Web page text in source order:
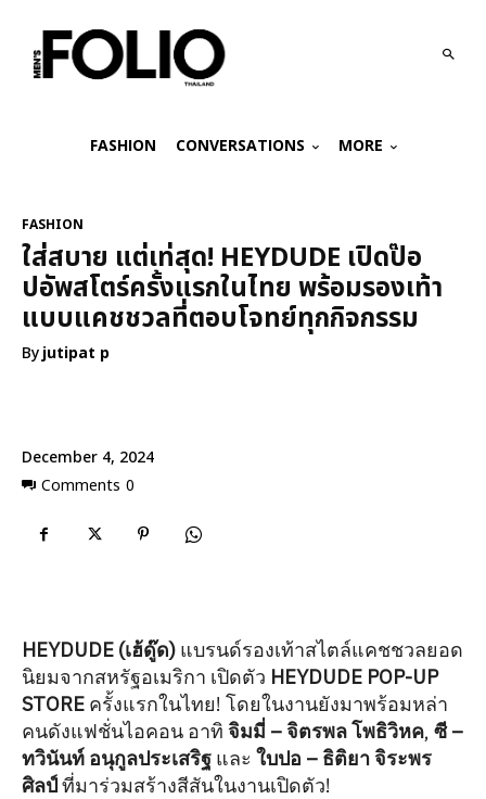
FASHION CONVERSATIONS MORE
December 4, 2024
Comments 0
FASHION
ใส่สบาย แต่เท่สุด! HEYDUDE เปิดป๊อ
ปอัพสโตร์ครั้งแรกในไทย พร้อมรองเท้า
แบบแคชชวลที่ตอบโจทย์ทุกกิจกรรม
Byjutipat p
HEYDUDE (เฮ้ดู๊ด) แบรนด์รองเท้าสไตล์แคชชวลยอด
นิยมจากสหรัฐอเมริกา เปิดตัว HEYDUDE POP-UP
STORE ครั้งแรกในไทย! โดยในงานยังมาพร้อมหล่า
คนดังแฟชั่นไอคอน อาทิ จิมมี่ – จิตรพล โพธิวิหค, ซี –
ทวินันท์ อนุกูลประเสริฐ และ ใบปอ – ธิติยา จิระพร
ศิลป์ที่มาร่วมสร้างสีสันในงานเปิดตัว!